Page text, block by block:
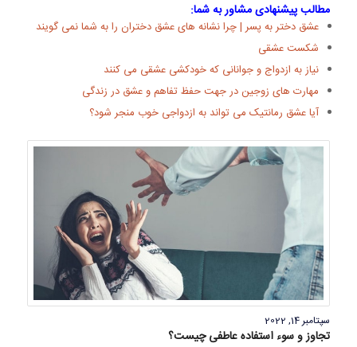
مطالب پیشنهادی مشاور به شما:
عشق دختر به پسر | چرا نشانه های عشق دختران را به شما نمی گویند
شکست عشقی
نیاز به ازدواج و جوانانی که خودکشی عشقی می کنند
مهارت های زوجین در جهت حفظ تفاهم و عشق در زندگی
آیا عشق رمانتیک می تواند به ازدواجی خوب منجر شود؟
سپتامبر 14, 2022
تجاوز و سوء استفاده عاطفی چیست؟